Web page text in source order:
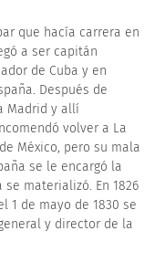
que hacía carrera en
a ser capitán
de Cuba y en
Después de
Madrid y allí
volver a La
México, pero su mala
se le encargó la
materializó. En 1826
1 de mayo de 1830 se
y director de la